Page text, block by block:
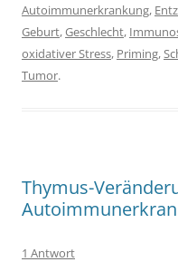
Autoimmunerkrankung,
Geburt,Geschlecht,
oxidativer Stress, Priming,
Tumor.
Thymus-
1 Antwort